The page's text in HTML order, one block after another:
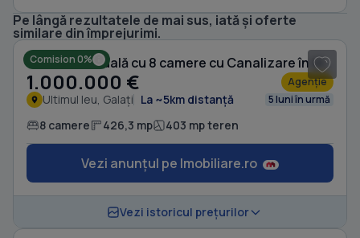
Pe lângă rezultatele de mai sus, iată și oferte
similare din împrejurimi.
Comision 0% Casă individuală cu 8 camere cu Canalizare în Ultimul leu
1.000.000 € Agenție
Ultimul leu, Galați La ~5km distanță 5 luni în urmă
8 camere 426,3 mp 403 mp teren
Vezi anunțul pe Imobiliare.ro
Vezi istoricul prețurilor